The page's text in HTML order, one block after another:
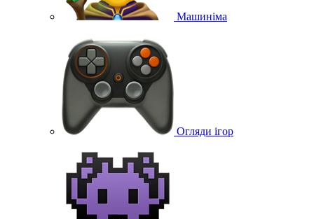
Машиніма
Огляди ігор